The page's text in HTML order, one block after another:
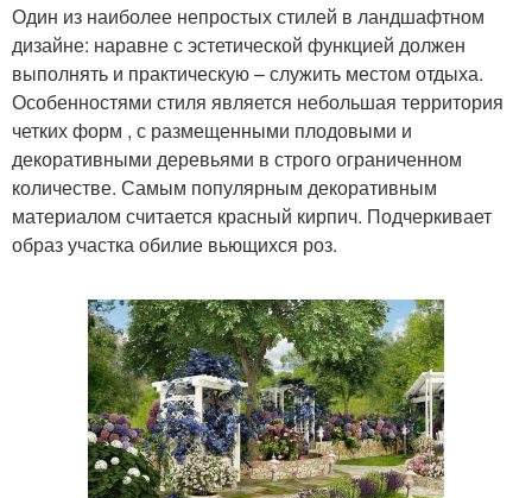
Один из наиболее непростых стилей в ландшафтном
дизайне: наравне с эстетической функцией должен
выполнять и практическую – служить местом отдыха.
Особенностями стиля является небольшая территория
четких форм , с размещенными плодовыми и
декоративными деревьями в строго ограниченном
количестве. Самым популярным декоративным
материалом считается красный кирпич. Подчеркивает
образ участка обилие вьющихся роз.